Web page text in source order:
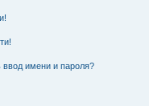
ввод имени и пароля?